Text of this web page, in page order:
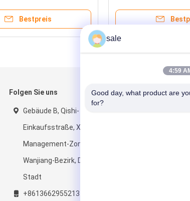
Bestpreis
Folgen Sie uns
Gebäude B, Qishi-
Einkaufsstraße, Xiyong-
Management-Zone,
Wanjiang-Bezirk, Dongguan-
Stadt
+8613662955213
Mailen Sie uns
sale
4:59
Good day, what product are
for?